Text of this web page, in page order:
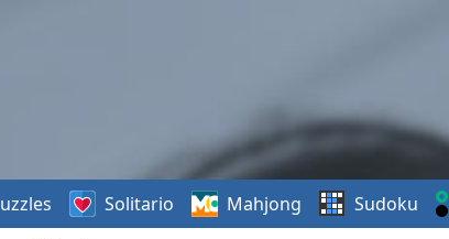
Solitario Mahjong Sudoku